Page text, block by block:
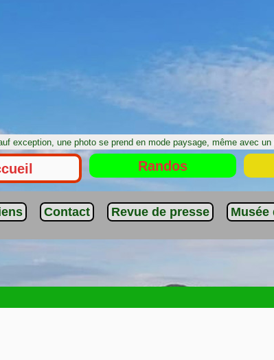
exception, une photo se prend en mode paysage, même avec
Randos
Contact Revue de presse Musée